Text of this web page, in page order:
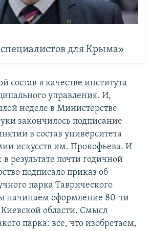
для Крыма»
состав в качестве института
управления. И,
неделе в Министерстве
закончилось подписание
в состав университета
искусств им. Прокофьева. И
результате почти годичной
подписало приказ об
парка Таврического
начинаем оформление 80-ти
области. Смысл
парка: все, что изобретаем,